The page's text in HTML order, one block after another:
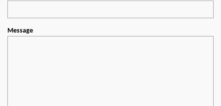
Message